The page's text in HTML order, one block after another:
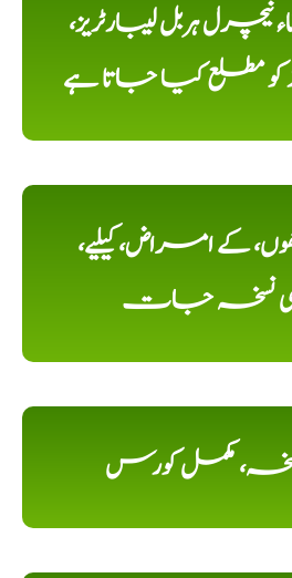
نیچرل ہربل لیبارٹریز،
کو مطلع کیا جاتا ہے
کے امراض، کیلیے،
نسخہ جات
نسخہ، مکمل کورس